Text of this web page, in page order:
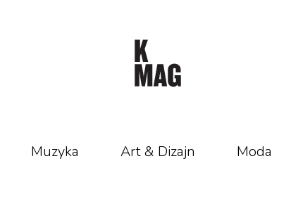
Muzyka Art & Dizajn Moda